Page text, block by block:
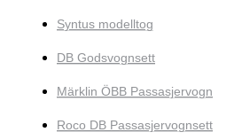
Syntus modelltog
DB Godsvognsett
Märklin ÖBB Passasjervogn
Roco DB Passasjervognsett